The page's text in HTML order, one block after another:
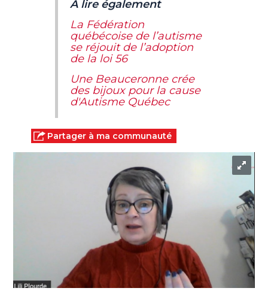
À lire également
La Fédération
québécoise de l’autisme
se réjouit de l’adoption
de la loi 56
Une Beauceronne crée
des bijoux pour la cause
d'Autisme Québec
Partager à ma communauté